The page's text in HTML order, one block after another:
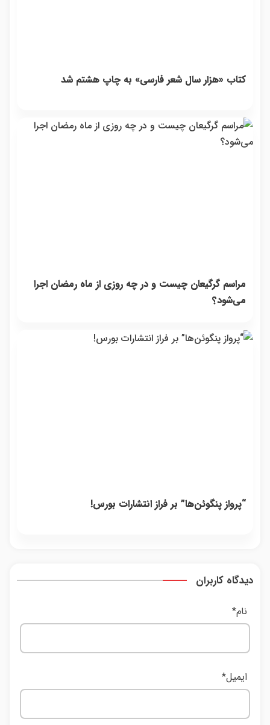
کتاب «هزار سال شعر فارسی» به چاپ هشتم شد
مراسم گرگیعان چیست و در چه روزی از ماه رمضان اجرا
می‌شود؟
“پرواز پنگوئن‌ها” بر فراز انتشارات بورس!
دیدگاه کاربران
نام*
ایمیل*